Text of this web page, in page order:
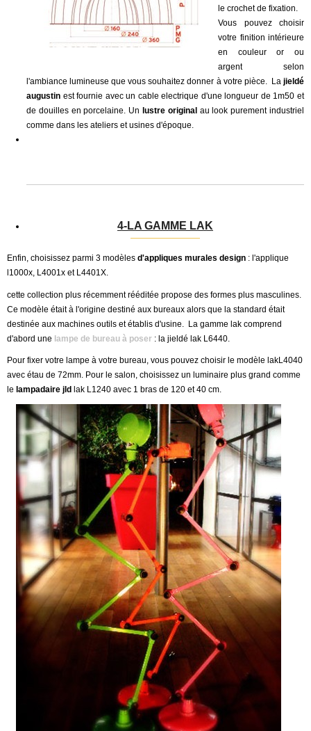
le crochet de fixation.
Vous pouvez choisir
votre finition intérieure
en couleur or ou
argent selon
l'ambiance lumineuse que vous souhaitez donner à votre pièce. Lajieldé
augustin est fournie avec un cable electrique d'une longueur de 1m50 et
de douilles en porcelaine. Un lustre original au look purement industriel
comme dans les ateliers et usines d'époque.
4-LA GAMME LAK
Enfin, choisissez parmi 3 modèles d'appliques murales design : l'applique
l1000x, L4001x et L4401X.
cette collection plus récemment rééditée propose des formes plus masculines.
Ce modèle était à l'origine destiné aux bureaux alors que la standard était
destinée aux machines outils et établis d'usine. La gamme lak comprend
d'abord une lampe de bureau à poser : la jieldé lak L6440.
Pour fixer votre lampe à votre bureau, vous pouvez choisir le modèle lakL4040
avec étau de 72mm. Pour le salon, choisissez un luminaire plus grand comme
le lampadaire jld lak L1240 avec 1 bras de 120 et 40 cm.